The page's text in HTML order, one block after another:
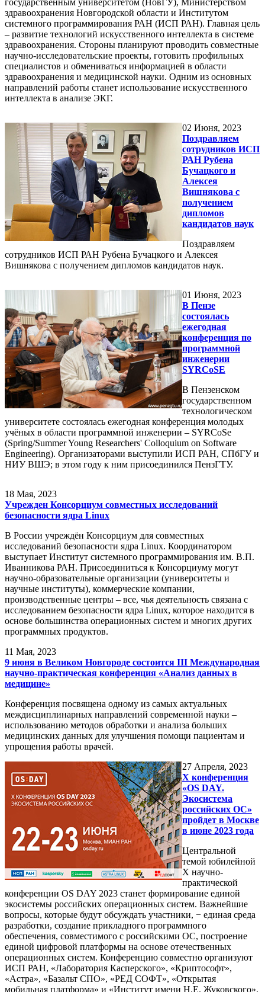
государственным университетом (НовГУ), Министерством
здравоохранения Новгородской области и Институтом
системного программирования РАН (ИСП РАН). Главная цель
– развитие технологий искусственного интеллекта в системе
здравоохранения. Стороны планируют проводить совместные
научно-исследовательские проекты, готовить профильных
специалистов и обмениваться информацией в области
здравоохранения и медицинской науки. Одним из основных
направлений работы станет использование искусственного
интеллекта в анализе ЭКГ.
02 Июня, 2023
Поздравляем
сотрудников ИСП
РАН Рубена
Бучацкого и
Алексея
Вишнякова с
получением
дипломов
кандидатов наук
Поздравляем
сотрудников ИСП РАН Рубена Бучацкого и Алексея
Вишнякова с получением дипломов кандидатов наук.
01 Июня, 2023
В Пензе
состоялась
ежегодная
конференция по
программной
инженерии
SYRCoSE
В Пензенском
государственном
технологическом
университете состоялась ежегодная конференция молодых
учёных в области программной инженерии – SYRCoSe
(Spring/Summer Young Researchers' Colloquium on Software
Engineering). Организаторами выступили ИСП РАН, СПбГУ и
НИУ ВШЭ; в этом году к ним присоединился ПензГТУ.
18 Мая, 2023
Учрежден Консорциум совместных исследований
безопасности ядра Linux
В России учреждён Консорциум для совместных
исследований безопасности ядра Linux. Координатором
выступает Институт системного программирования им. В.П.
Иванникова РАН. Присоединиться к Консорциуму могут
научно-образовательные организации (университеты и
научные институты), коммерческие компании,
производственные центры – все, чья деятельность связана с
исследованием безопасности ядра Linux, которое находится в
основе большинства операционных систем и многих других
программных продуктов.
11 Мая, 2023
9 июня в Великом Новгороде состоится III Международная
научно-практическая конференция «Анализ данных в
медицине»
Конференция посвящена одному из самых актуальных
междисциплинарных направлений современной науки –
использованию методов обработки и анализа больших
медицинских данных для улучшения помощи пациентам и
упрощения работы врачей.
27 Апреля, 2023
Х конференция
«OS DAY.
Экосистема
российских ОС»
пройдет в Москве
в июне 2023 года
Центральной
темой юбилейной
Х научно-
практической
конференции OS DAY 2023 станет формирование единой
экосистемы российских операционных систем. Важнейшие
вопросы, которые будут обсуждать участники, − единая среда
разработки, создание прикладного программного
обеспечения, совместимого с российскими ОС, построение
единой цифровой платформы на основе отечественных
операционных систем. Конференцию совместно организуют
ИСП РАН, «Лаборатория Касперского», «Криптософт»,
«Астра», «Базальт СПО», «РЕД СОФТ», «Открытая
мобильная платформа» и «Институт имени Н.Е. Жуковского».